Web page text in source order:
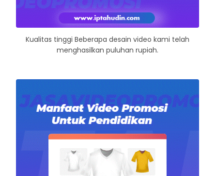
Kualitas tinggi Beberapa desain video kami telah
menghasilkan puluhan rupiah.